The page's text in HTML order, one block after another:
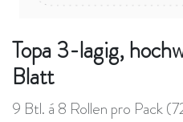
Topa 3-lagig,
Blatt
9 Btl. á 8 Rollen pro Pack